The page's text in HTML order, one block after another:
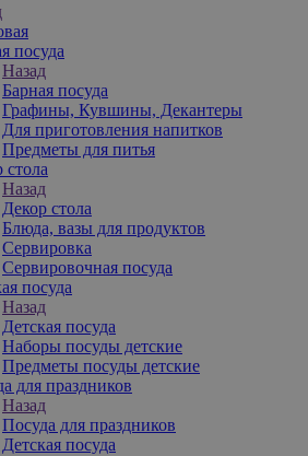
посуда
Назад
Барная посуда
Графины, Кувшины, Декантеры
Для приготовления напитков
Предметы для питья
стола
Назад
Декор стола
Блюда, вазы для продуктов
Сервировка
Сервировочная посуда
посуда
Назад
Детская посуда
Наборы посуды детские
Предметы посуды детские
для праздников
Назад
Посуда для праздников
Детская посуда